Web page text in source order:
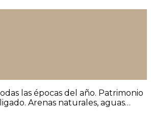
las épocas del año. Patrimonio
Arenas naturales, aguas…